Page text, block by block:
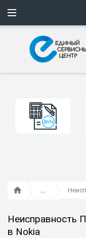
Неисправность
в Nokia